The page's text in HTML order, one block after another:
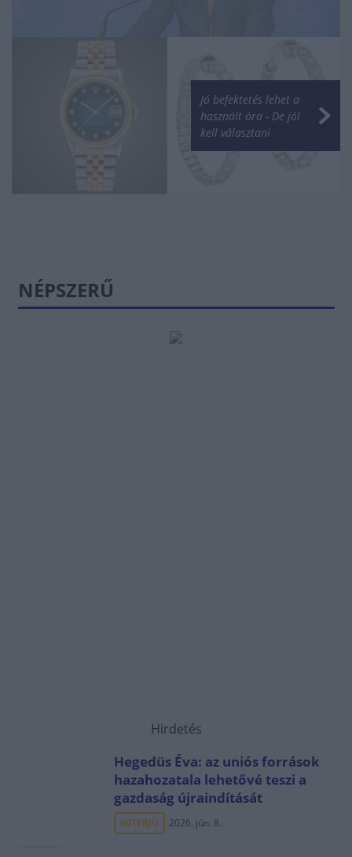
Jó befektetés lehet a
használt óra - De jól
kell választani
NÉPSZERŰ
Hirdetés
Hegedüs Éva: az uniós források
hazahozatala lehetővé teszi a
gazdaság újraindítását
INTERJÚ 2026. jún. 8.